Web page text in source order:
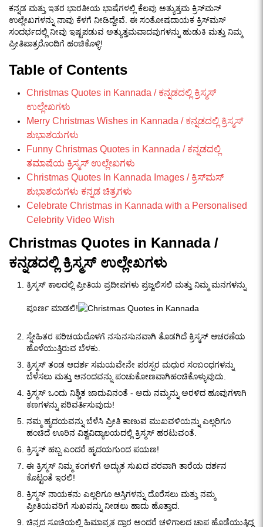
ಕನ್ನಡ ಮತ್ತು ಇತರ ಭಾರತೀಯ ಭಾಷೆಗಳಲ್ಲಿ ಕೆಲವು ಅತ್ಯುತ್ತಮ ಕ್ರಿಸ್‌ಮಸ್
ಉಲ್ಲೇಖಗಳನ್ನು ನಾವು ಕೆಳಗೆ ನೀಡಿದ್ದೇವೆ. ಈ ಸಂತೋಷದಾಯಕ ಕ್ರಿಸ್‌ಮಸ್
ಸಂದರ್ಭದಲ್ಲಿ ನೀವು ಇಷ್ಟಪಡುವ ಅತ್ಯುತ್ತಮವಾದವುಗಳನ್ನು ಹುಡುಕಿ ಮತ್ತು ನಿಮ್ಮ
ಪ್ರೀತಿಪಾತ್ರರೊಂದಿಗೆ ಹಂಚಿಕೊಳ್ಳಿ!
Table of Contents
Christmas Quotes in Kannada / ಕನ್ನಡದಲ್ಲಿ ಕ್ರಿಸ್ಮಸ್
ಉಲ್ಲೇಖಗಳು
Merry Christmas Wishes in Kannada / ಕನ್ನಡದಲ್ಲಿ ಕ್ರಿಸ್ಮಸ್
ಶುಭಾಶಯಗಳು
Funny Christmas Quotes in Kannada / ಕನ್ನಡದಲ್ಲಿ
ತಮಾಷೆಯ ಕ್ರಿಸ್ಮಸ್ ಉಲ್ಲೇಖಗಳು
Christmas Quotes In Kannada Images / ಕ್ರಿಸ್‌ಮಸ್
ಶುಭಾಶಯಗಳು ಕನ್ನಡ ಚಿತ್ರಗಳು
Celebrate Christmas in Kannada with a Personalised
Celebrity Video Wish
Christmas Quotes in Kannada /
ಕನ್ನಡದಲ್ಲಿ ಕ್ರಿಸ್ಮಸ್ ಉಲ್ಲೇಖಗಳು
ಕ್ರಿಸ್ಮಸ್ ಕಾಲದಲ್ಲಿ ಪ್ರೀತಿಯ ಪ್ರದೀಪಗಳು ಪ್ರಜ್ವಲಿಸಲಿ ಮತ್ತು ನಿಮ್ಮ ಮನಗಳನ್ನು
ಪೂರ್ಣ ಮಾಡಲಿ!
ಸ್ನೇಹಿತರ ಪರಿಚಯದೊಳಗೆ ನಸುನಸುನವಾಗಿ ತೊಡಗಿದೆ ಕ್ರಿಸ್ಮಸ್ ಆಚರಣೆಯ
ಹೊಳೆಯುತ್ತಿರುವ ಬೆಳಕು.
ಕ್ರಿಸ್ಮಸ್ ತಂಡ ಆದರ್ಶ ಸಮಯವೇನೇ ಪರಸ್ಪರ ಮಧುರ ಸಂಬಂಧಗಳನ್ನು
ಬೆಳೆಸಲು ಮತ್ತು ಆನಂದವನ್ನು ಪಂಚುಕೋಣವಾಗಿಹಂಚಿಕೊಳ್ಳುವುದು.
ಕ್ರಿಸ್ಮಸ್ ಒಂದು ನಿಶ್ಚಿತ ಜಾದುವಿನಂತೆ - ಅದು ನಮ್ಮನ್ನು ಅರಳಿದ ಹೂವುಗಳಾಗಿ
ಕಣಗಳನ್ನು ಪರಿವರ್ತಿಸುವುದು!
ನಮ್ಮ ಹೃದಯವನ್ನು ಬೆಳೆಸಿ ಪ್ರೀತಿ ಕಾಣುವ ಮುಖವಳಿಯನ್ನು ಎಲ್ಲರಿಗೂ
ಹಂಚಿದೆ ಊರಿನ ವಿಶ್ವವಿದ್ಯಾಲಯದಲ್ಲಿ ಕ್ರಿಸ್ಮಸ್ ಹರಟುವಂತೆ.
ಕ್ರಿಸ್ಮಸ್ ಹಬ್ಬ ಎಂದರೆ ಹೃದಯಗುಂದ ಪಯಣ!
ಈ ಕ್ರಿಸ್ಮಸ್ ನಿಮ್ಮ ಕಂಗಳಿಗೆ ಅದ್ಭುತ ಸುಖದ ಪರವಾಗಿ ತಾರೆಯ ದರ್ಶನ
ಕೊಟ್ಟಂತೆ ಇರಲಿ!
ಕ್ರಿಸ್ಮಸ್ ನಾಯಕನು ಎಲ್ಲರಿಗೂ ಆಸ್ತಿಗಳನ್ನು ದೊರೆಸಲು ಮತ್ತು ನಮ್ಮ
ಪ್ರೀತಿಯವರಿಗೆ ಸುಖವನ್ನು ನೀಡಲು ಹಾದು ಹೊತ್ತಾದ.
ಚಿನ್ನದ ಸೂಚಿಯಲ್ಲಿ ಹಿಮಾವೃತ ದ್ವಾರ ಅಂದರೆ ಚಳಿಗಾಲದ ಚಾಪ ಹೊಡೆಯುತ್ತಿದ್ದ